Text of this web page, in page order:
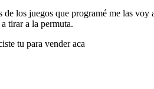
de los juegos que programé me las voy
tirar a la permuta.
tu para vender aca